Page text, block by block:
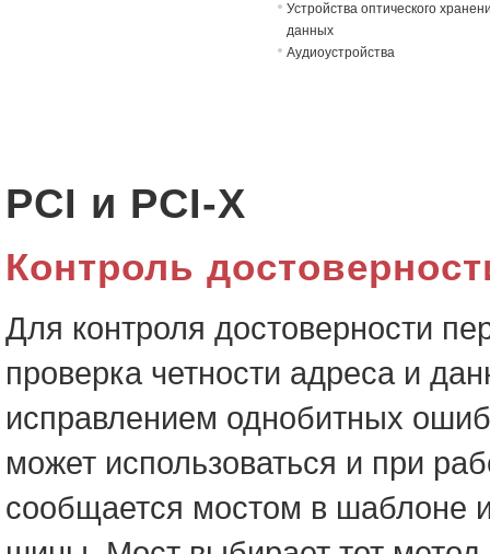
Устройства оптического
данных
Аудиоустройства
PCI и PCI-X
Контроль
Для контроля достоверности
проверка четности адреса и
исправлением однобитных
может использоваться и при
сообщается мостом в шаблоне